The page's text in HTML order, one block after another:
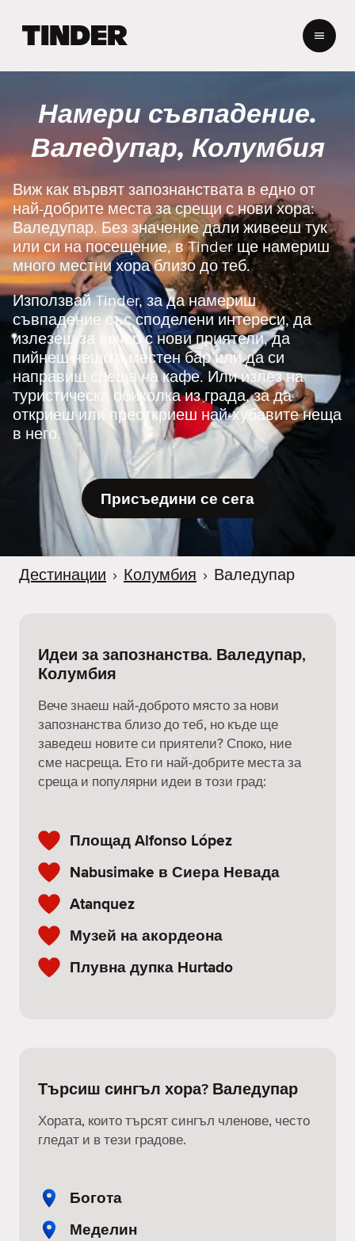
r
а
а
л
о
Намери съвпадение.
Валедупар, Колумбия
Виж как вървят запознанствата в едно от
най-добрите места за срещи с нови хора:
Валедупар. Без значение дали живееш тук
или си на посещение, в Tinder ще намериш
много местни хора близо до теб.
Използвай Tinder, за да намериш
съвпадение със споделени интереси, да
излезеш за вечер с нови приятели, да
пийнеш нещо в местен бар или да си
направиш среща на кафе. Или излез на
туристическа обиколка из града, за да
откриеш или преоткриеш най-хубавите неща
в него.
Присъедини се сега
Дестинации › Колумбия › Валедупар
Идеи за запознанства. Валедупар,
Колумбия
Вече знаеш най-доброто място за нови
запознанства близо до теб, но къде ще
заведеш новите си приятели? Споко, ние
сме насреща. Ето ги най-добрите места за
среща и популярни идеи в този град:
Площад Alfonso López
Nabusimake в Сиера Невада
Atanquez
Музей на акордеона
Плувна дупка Hurtado
Търсиш сингъл хора? Валедупар
Хората, които търсят сингъл членове, често
гледат и в тези градове.
Богота
Меделин